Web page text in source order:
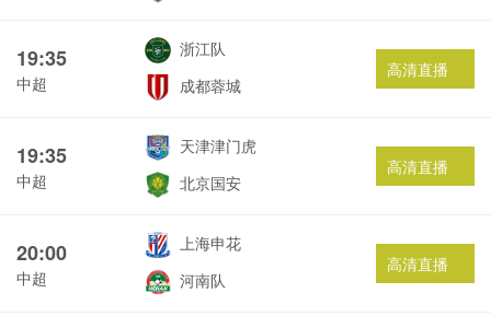
19:35
中超
浙江队
成都蓉城
高清直播
19:35
中超
天津津门虎
北京国安
高清直播
20:00
中超
上海申花
河南队
高清直播